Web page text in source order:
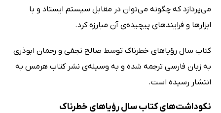
می‌پردازد که چگونه می‌توان در مقابل سیستم ایستاد و با
ابزارها و فرایندهای پیچیده‌ی آن مبارزه کرد.
کتاب سال رؤیاهای خطرناک توسط صالح نجفی و رحمان ابوذری
به زبان فارسی ترجمه شده و به وسیله‌ی نشر کتاب هرمس به
انتشار رسیده است.
نکوداشت‌های کتاب سال رؤیاهای خطرناک